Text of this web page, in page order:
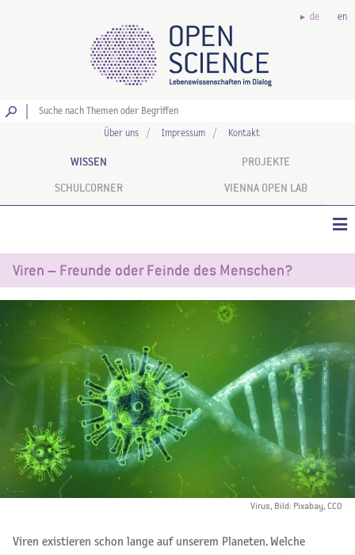
de en
Über uns Impressum Kontakt
WISSEN PROJEKTE
SCHULCORNER VIENNA OPEN LAB
Viren – Freunde oder Feinde des Menschen?
Virus, Bild: Pixabay, CCO
Viren existieren schon lange auf unserem Planeten. Welche